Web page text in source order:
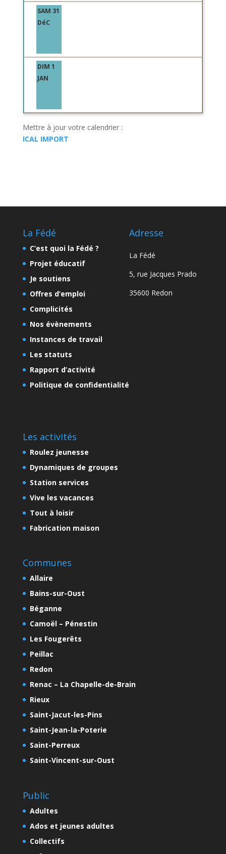
SAM 31
DéC
DIM 1
JAN
Mettre à jour votre calendrier :
ICAL IMPORT
La Fédé
C’est quoi la Fédé ?
Projet éducatif
Je soutiens
Offres d’emploi
Complicités
Nos évènements
Instances de travail
Les statuts
Rapport d’activité
Politique de confidentialité
Adresse
La Fédé
5, rue Jacques Prado
35600 Redon
Les activités
Roulez jeunesse
Dynamiques de groupes
Station services
Vive les vacances
Tout à loisir
Fabrication maison
Communes
Allaire
Bains-sur-Oust
Béganne
Camoël – Pénestin
Les Fougerêts
Peillac
Redon
Renac – La Chapelle-de-Brain
Rieux
Saint-Jacut-les-Pins
Saint-Jean-la-Poterie
Saint-Perreux
Saint-Vincent-sur-Oust
Public
Adultes
Ados et jeunes adultes
Collectifs